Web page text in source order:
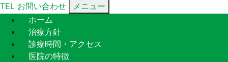
TEL お問い合わせ
メニュー
ホーム
治療方針
診療時間・アクセス
医院の特徴